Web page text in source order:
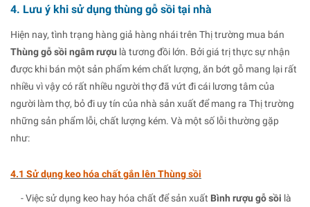
4. Lưu ý khi sử dụng thùng gỗ sồi tại nhà
Hiện nay, tình trạng hàng giả hàng nhái trên Thị trường mua bán
Thùng gỗ sồi ngâm rượu là tương đồi lớn. Bởi giá trị thực sự nhận
được khi bán một sản phẩm kém chất lượng, ăn bớt gỗ mang lại rất
nhiều vì vậy có rất nhiều người thợ đã vứt đi cái lương tâm của
người làm thợ, bỏ đi uy tín của nhà sản xuất để mang ra Thị trường
những sản phẩm lỗi, chất lượng kém. Và một số lỗi thường gặp
như:
4.1 Sử dụng keo hóa chất gắn lên Thùng sồi
- Việc sử dụng keo hay hóa chất để sản xuất Bình rượu gỗ sồi là